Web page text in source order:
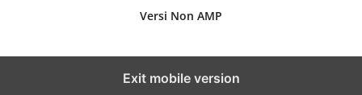
Versi Non AMP
Exit mobile version